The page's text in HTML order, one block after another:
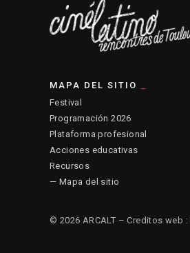
MAPA DEL SITIO
Festival
Programación 2026
Plataforma profesional
Acciones educativas
Recursos
— Mapa del sitio
© 2026 ARCALT – Creditos web :